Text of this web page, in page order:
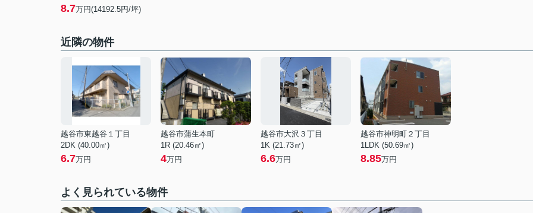
8.7万円(14192.5円/坪)
近隣の物件
越谷市東越谷１丁目
2DK (40.00㎡)
6.7万円
越谷市蒲生本町
1R (20.46㎡)
4万円
越谷市大沢３丁目
1K (21.73㎡)
6.6万円
越谷市神明町２丁目
1LDK (50.69㎡)
8.85万円
よく見られている物件